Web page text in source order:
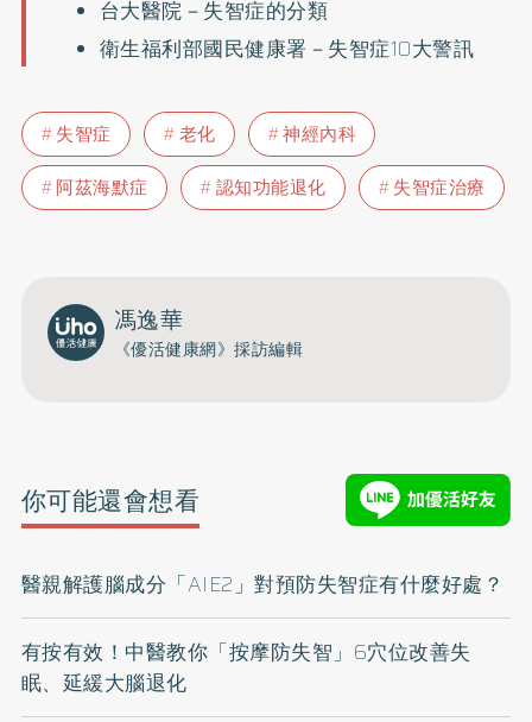
台大醫院－失智症的分類
衛生福利部國民健康署－失智症10大警訊
失智症 老化
神經內科
阿茲海默症
認知功能退化 失智症治療
馮逸華
《優活健康網》採訪編輯
你可能還會想看
醫親解護腦成分「AIE2」對預防失智症有什麼好處？
有按有效！中醫教你「按摩防失智」6穴位改善失
眠、延緩大腦退化